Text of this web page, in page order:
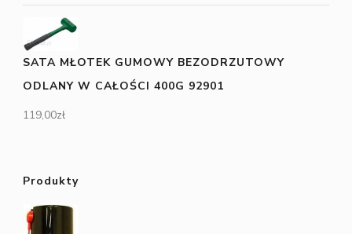
SATA MŁOTEK GUMOWY BEZODRZUTOWY
ODLANY W CAŁOŚCI 400G 92901
119,00zł
Produkty